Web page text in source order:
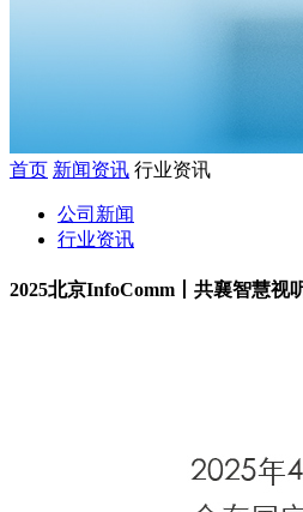
首页 新闻资讯 行业资讯
公司新闻
行业资讯
2025北京InfoComm丨共襄智慧视